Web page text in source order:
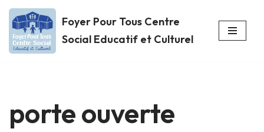
Aller
au
Foyer Pour Tous Centre
Social Educatif et Culturel
porte ouverte